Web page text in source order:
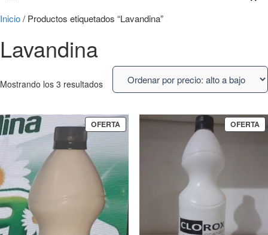
Inicio/ Productos etiquetados “Lavandina”
Lavandina
Mostrando los 3 resultados
OFERTA OFERTA